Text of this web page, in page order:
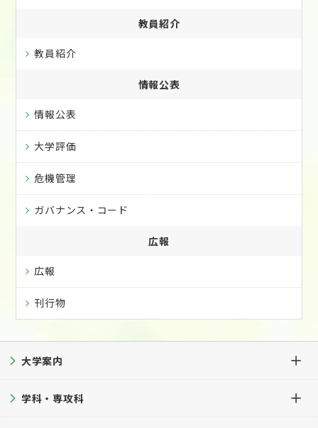
教員紹介
教員紹介
情報公表
情報公表
大学評価
危機管理
ガバナンス・コード
広報
広報
刊行物
大学案内
大学案内TOP
学科・専攻科